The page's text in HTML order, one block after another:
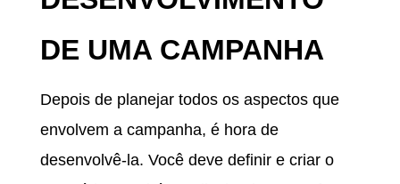
DE UMA CAMPANHA
Depois de planejar todos os aspectos que
envolvem a campanha, é hora de
desenvolvê-la. Você deve definir e criar o